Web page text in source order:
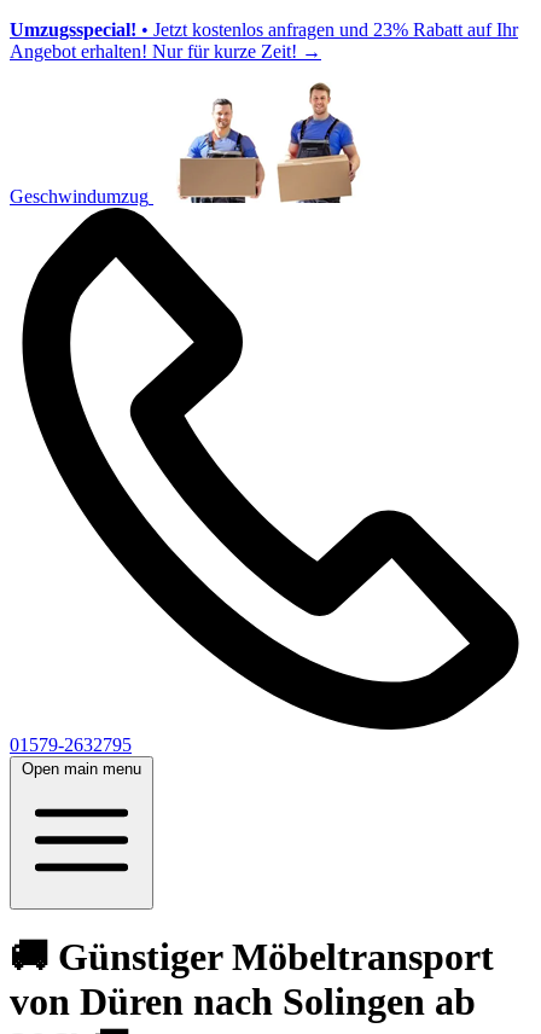
Umzugsspecial! • Jetzt kostenlos anfragen und 23% Rabatt auf Ihr
Angebot erhalten! Nur für kurze Zeit! →
Geschwindumzug
01579-2632795
Open main menu
🚚 Günstiger Möbeltransport
von Düren nach Solingen ab